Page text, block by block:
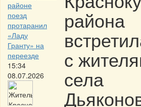
районе
поезд
протаранил
«Ладу
Гранту» на
переезде
15:34
08.07.2026
района
с
села